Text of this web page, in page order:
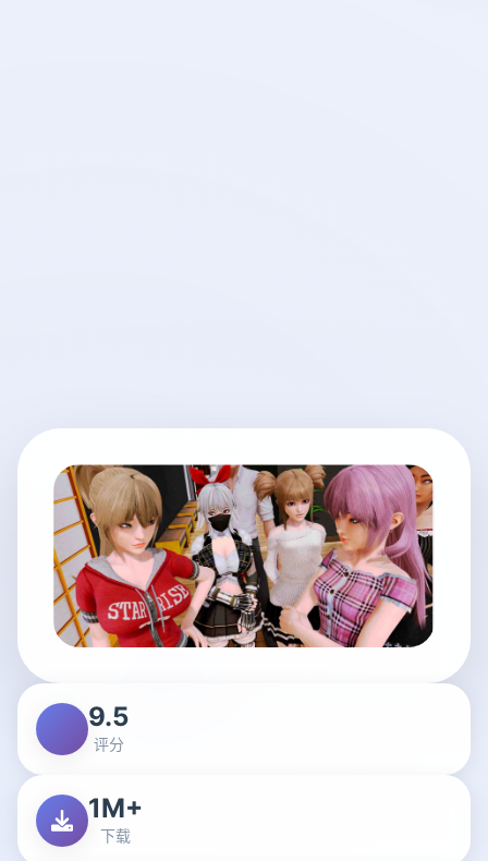
9.5
评分
1M+
下载